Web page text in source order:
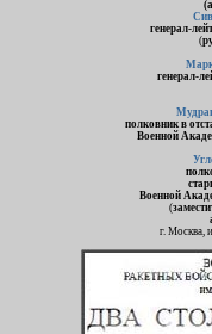
(
генерал-
(
генерал-
полковник в
Военной
Военной
(
г. Москва,